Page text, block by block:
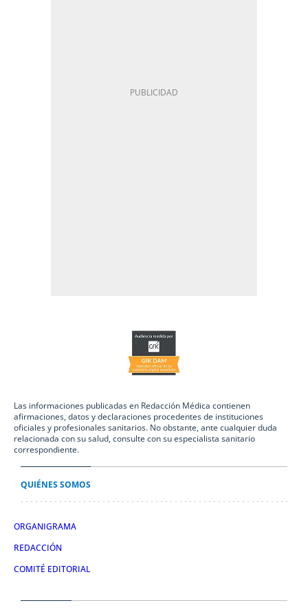
Las informaciones publicadas en Redacción Médica contienen
afirmaciones, datos y declaraciones procedentes de instituciones
oficiales y profesionales sanitarios. No obstante, ante cualquier duda
relacionada con su salud, consulte con su especialista sanitario
correspondiente.
QUIÉNES SOMOS
ORGANIGRAMA
REDACCIÓN
COMITÉ EDITORIAL